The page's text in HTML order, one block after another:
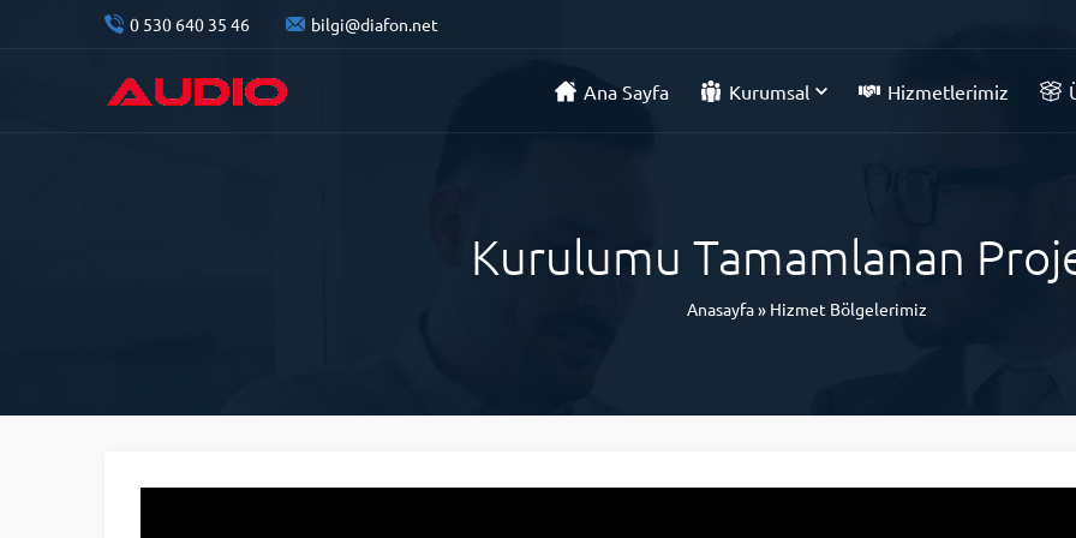
0 530 640 35 46 bilgi@diafon.net
Ana Sayfa Kurumsal Hizmetlerimiz
Kurulumu Tamamlanan
Anasayfa» Hizmet Bölgelerimiz